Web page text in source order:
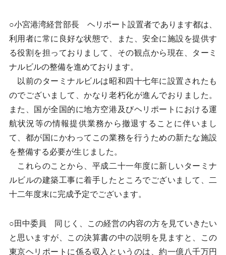
○小宮港湾経営部長 ヘリポート設置者であります都は、
利用者に常に良好な状態で、また、安全に施設を提供す
る役割を担っておりまして、その観点から現在、ターミ
ナルビルの整備を進めております。
以前のターミナルビルは昭和四十七年に設置されたも
のでございまして、かなり老朽化が進んでおりました。
また、国が全国的に地方空港及びヘリポートにおける運
航状況等の情報提供業務から撤退することに伴いまし
て、都が国にかわってこの業務を行うための新たな施設
を整備する必要が生じました。
これらのことから、平成二十一年度に新しいターミナ
ルビルの建築工事に着手したところでございまして、二
十二年度末に完成予定でございます。
○田中委員 同じく、この経営の内容の方を見ていきたい
と思いますが、この決算書の中の説明を見ますと、この
東京ヘリポートに係る収入というのは、約一億八千万円